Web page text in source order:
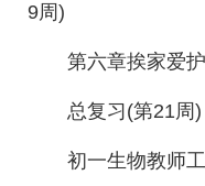
9周)
第六章挨家爱
总复习(第21周)
初一生物教师